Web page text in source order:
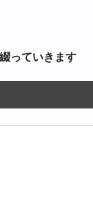
っていきます